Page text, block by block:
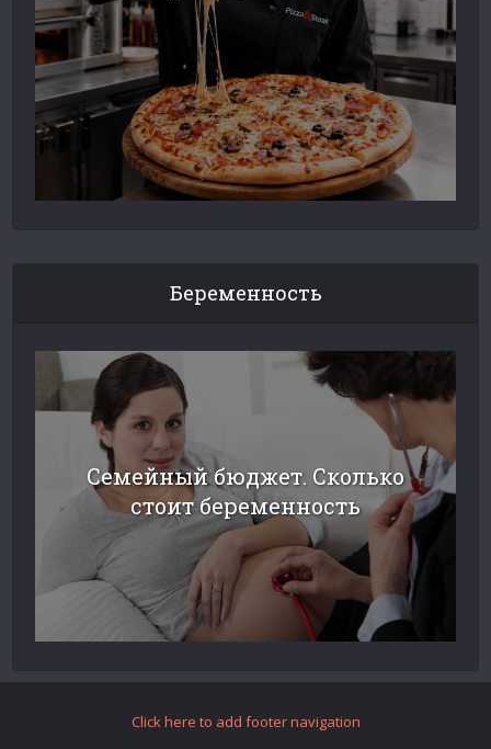
Беременность
Семейный бюджет. Сколько
стоит беременность
Click here to add footer navigation